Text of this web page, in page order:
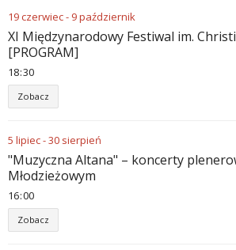
19czerwiec- 9październik
XI Międzynarodowy Festiwal im.
[PROGRAM]
18:30
Zobacz
5 lipiec-30 sierpień
"Muzyczna Altana" – koncerty
Młodzieżowym
16:00
Zobacz